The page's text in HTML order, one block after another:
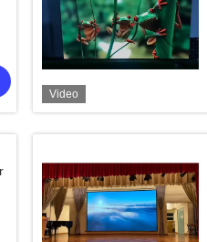
Video